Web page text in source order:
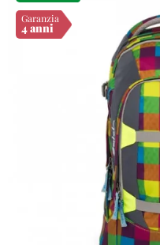
Garanzia
4 anni